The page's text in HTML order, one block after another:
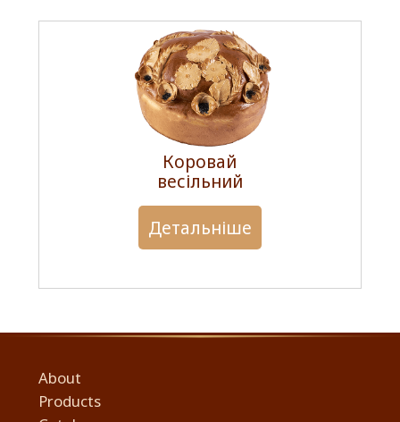
Коровай
весільний
Детальніше
About
Products